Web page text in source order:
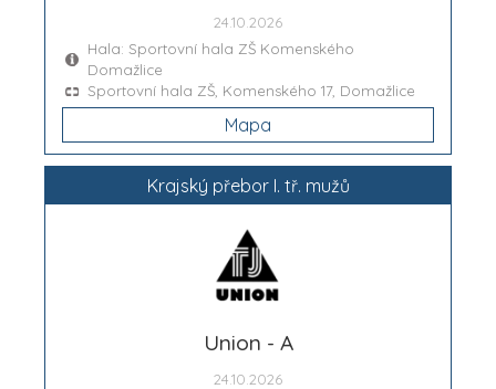
24.10.2026
Hala: Sportovní hala ZŠ Komenského
Domažlice
Sportovní hala ZŠ, Komenského 17, Domažlice
Mapa
Krajský přebor I. tř. mužů
Union - A
24.10.2026